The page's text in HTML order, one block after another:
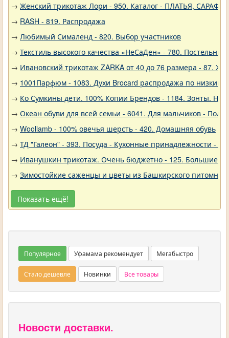
→ Женский трикотаж Лори - 950. Каталог - ПЛАТЬЯ,
→ RASH - 819. Распродажа
→ Любимый Сималенд - 820. Выбор участников
→ Текстиль высокого качества «НеСаДен» - 780.
→ Ивановский трикотаж ZARKA от 40 до 76 размера - 87.
→ 1001Парфюм - 1083. Духи Brocard распродажа по низким
→ Ко Сумкины дети. 100% Копии Брендов - 1184. Зонты.
→ Океан обуви для всей семьи - 6041. Для мальчиков -
→ Woollamb - 100% овечья шерсть - 420. Домашняя обувь
→ ТД "Галеон" - 393. Посуда - Кухонные принадлежности -
→ Иванушкин трикотаж. Очень бюджетно - 125. Большие
→ Зимостойкие саженцы и цветы из Башкирского
Показать ещё!
Популярное Уфамама рекомендует Мегабыстро
Стало дешевле Новинки Все товары
Новости доставки.